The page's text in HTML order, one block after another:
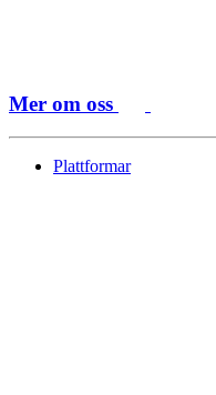
Mer om oss
Plattformar